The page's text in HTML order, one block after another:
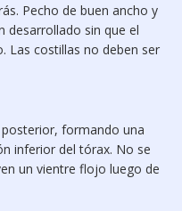
Pecho de buen ancho y
desarrollado sin que el
Las costillas no deben ser
formando una
inferior del tórax. No se
un vientre flojo luego de